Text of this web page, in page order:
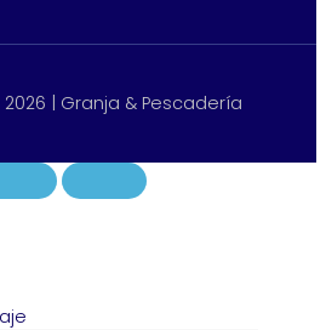
| Granja & Pescadería